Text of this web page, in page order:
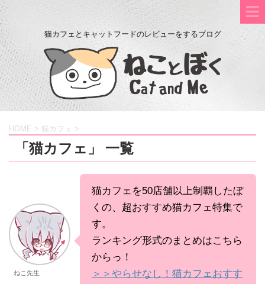
猫カフェとキャットフードのレビューをするブログ
HOME > 猫カフェ >
「猫カフェ」 一覧
ねこ先生
猫カフェを50店舗以上制覇したぼ
くの、超おすすめ猫カフェ特集で
す。
ランキング形式のまとめはこちら
からっ！
＞＞やらせなし！猫カフェおすす